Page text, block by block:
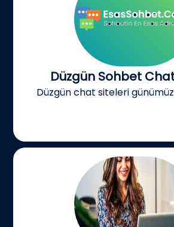
Düzgün Sohbet
Düzgün chat siteleri